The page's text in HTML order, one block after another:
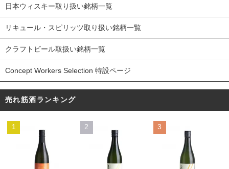
日本ウィスキー取り扱い銘柄一覧
リキュール・スピリッツ取り扱い銘柄一覧
クラフトビール取扱い銘柄一覧
Concept Workers Selection 特設ページ
売れ筋酒ランキング
1 2 3